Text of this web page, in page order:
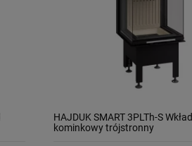
HAJDUK SMART 3PLTh-S Wkład
kominkowy trójstronny